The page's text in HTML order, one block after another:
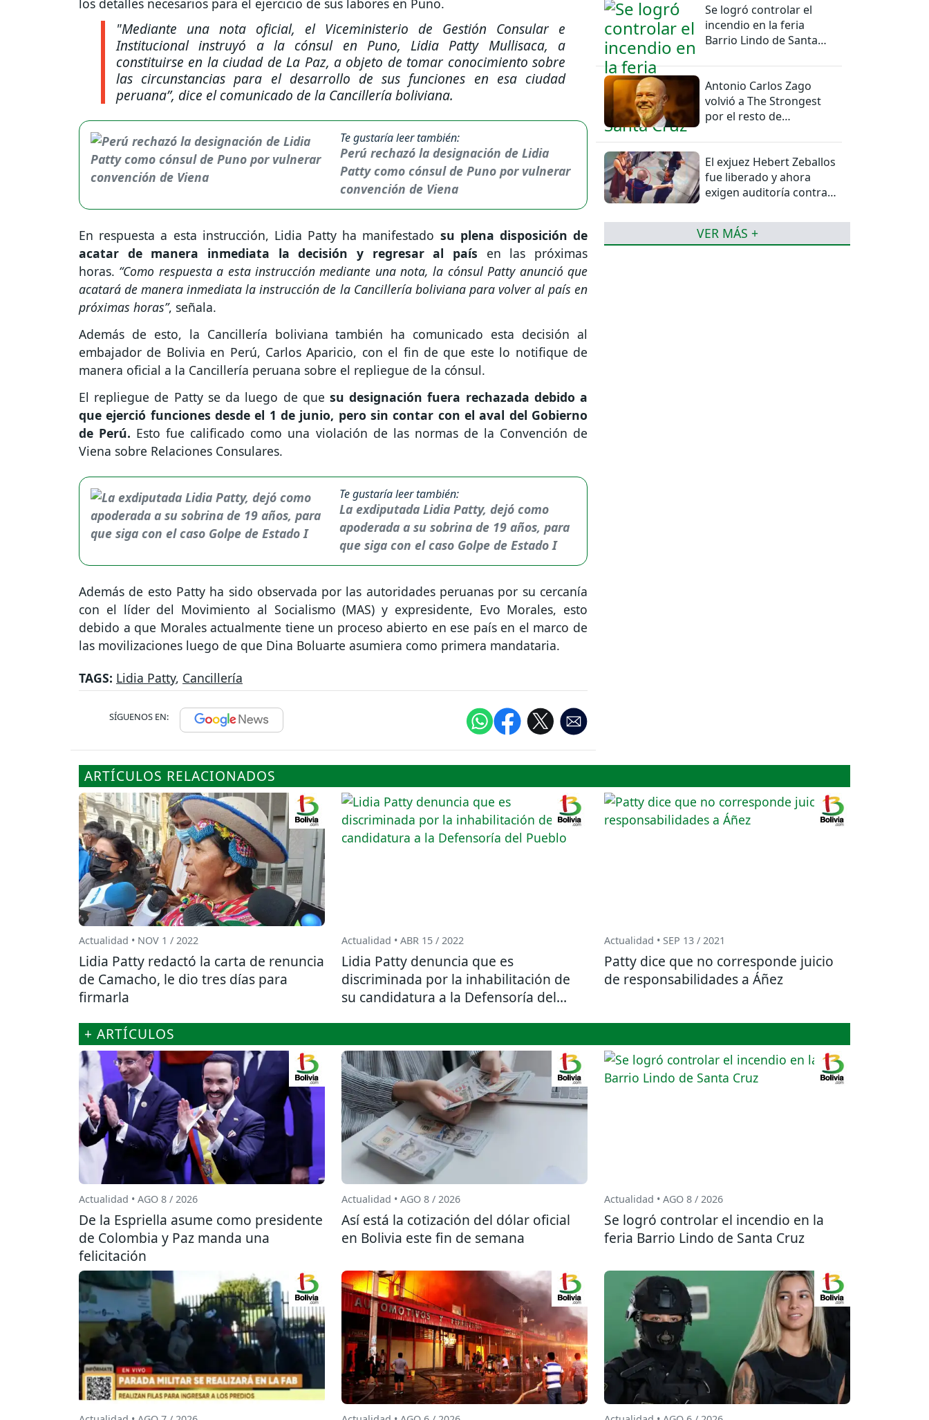
"Mediante una nota oficial, el Viceministerio de Gestión Consular e
Institucional instruyó a la cónsul en Puno, Lidia Patty Mullisaca, a
constituirse en la ciudad de La Paz, a objeto de tomar conocimiento sobre
las circunstancias para el desarrollo de sus funciones en esa ciudad
peruana”, dice el comunicado de la Cancillería boliviana.
Te gustaría leer también:
Perú rechazó la designación de Lidia
Patty como cónsul de Puno por vulnerar
convención de Viena
En respuesta a esta instrucción, Lidia Patty ha manifestado su plena disposición de
acatar de manera inmediata la decisión y regresar al país en las próximas
horas. “Como respuesta a esta instrucción mediante una nota, la cónsul Patty anunció que
acatará de manera inmediata la instrucción de la Cancillería boliviana para volver al país en
próximas horas”, señala.
Además de esto, la Cancillería boliviana también ha comunicado esta decisión al
embajador de Bolivia en Perú, Carlos Aparicio, con el fin de que este lo notifique de
manera oficial a la Cancillería peruana sobre el repliegue de la cónsul.
El repliegue de Patty se da luego de que su designación fuera rechazada debido a
que ejerció funciones desde el 1 de junio, pero sin contar con el aval del Gobierno
de Perú. Esto fue calificado como una violación de las normas de la Convención de
Viena sobre Relaciones Consulares.
Te gustaría leer también:
La exdiputada Lidia Patty, dejó como
apoderada a su sobrina de 19 años, para
que siga con el caso Golpe de Estado I
Además de esto Patty ha sido observada por las autoridades peruanas por su cercanía
con el líder del Movimiento al Socialismo (MAS) y expresidente, Evo Morales, esto
debido a que Morales actualmente tiene un proceso abierto en ese país en el marco de
las movilizaciones luego de que Dina Boluarte asumiera como primera mandataria.
TAGS: Lidia Patty, Cancillería
SÍGUENOS EN:
Se logró controlar el
incendio en la feria
Barrio Lindo de Santa
Antonio Carlos Zago
volvió a The Strongest
por el resto de
El exjuez Hebert Zeballos
fue liberado y ahora
exigen auditoría contra
VER MÁS +
ARTÍCULOS RELACIONADOS
Actualidad • NOV 1 / 2022
Lidia Patty redactó la carta de renuncia
de Camacho, le dio tres días para
firmarla
Actualidad • ABR 15 / 2022
Lidia Patty denuncia que es
discriminada por la inhabilitación de
su candidatura a la Defensoría del
Actualidad • SEP 13 / 2021
Patty dice que no corresponde juicio
de responsabilidades a Áñez
+ ARTÍCULOS
Actualidad • AGO 8 / 2026
De la Espriella asume como presidente
de Colombia y Paz manda una
felicitación
Actualidad • AGO 8 / 2026
Así está la cotización del dólar oficial
en Bolivia este fin de semana
Actualidad • AGO 8 / 2026
Se logró controlar el incendio en la
feria Barrio Lindo de Santa Cruz